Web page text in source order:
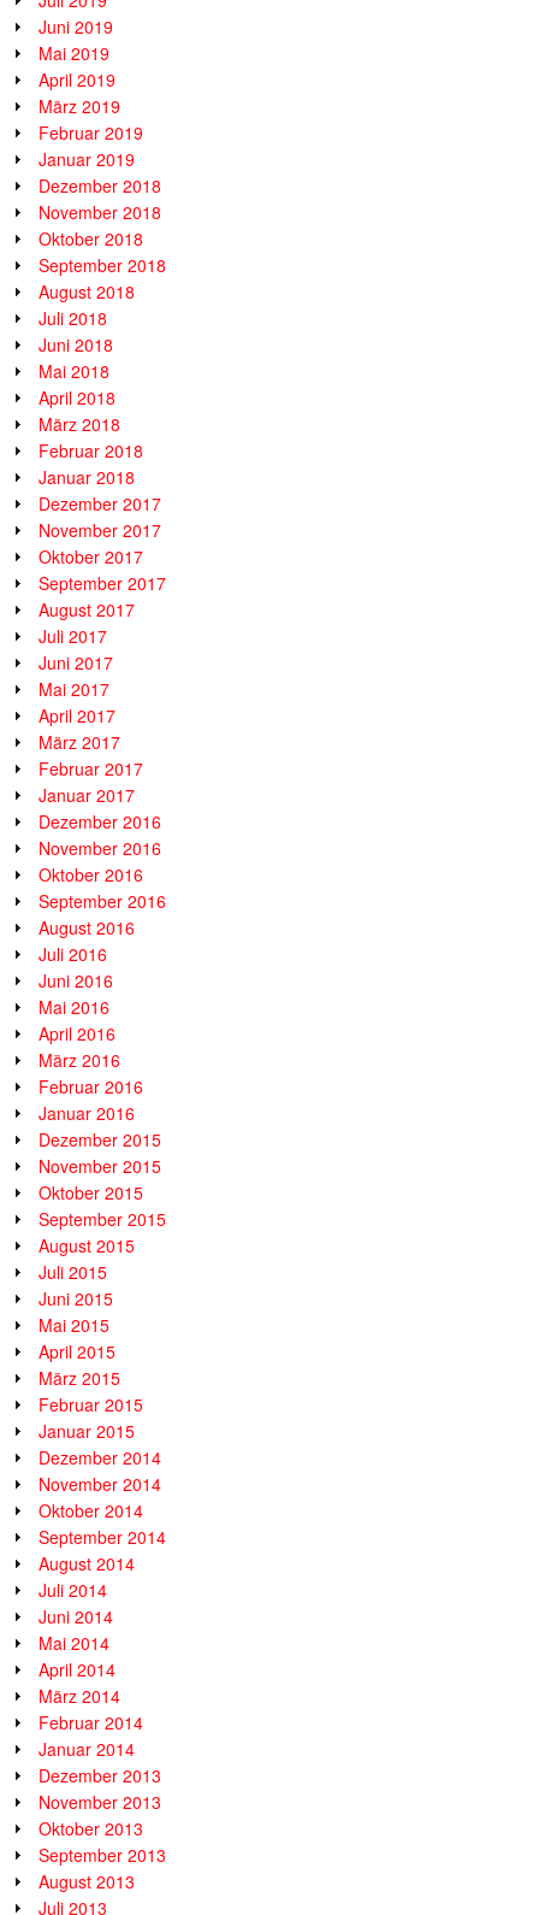
Juni 2019
Mai 2019
April 2019
März 2019
Februar 2019
Januar 2019
Dezember 2018
November 2018
Oktober 2018
September 2018
August 2018
Juli 2018
Juni 2018
Mai 2018
April 2018
März 2018
Februar 2018
Januar 2018
Dezember 2017
November 2017
Oktober 2017
September 2017
August 2017
Juli 2017
Juni 2017
Mai 2017
April 2017
März 2017
Februar 2017
Januar 2017
Dezember 2016
November 2016
Oktober 2016
September 2016
August 2016
Juli 2016
Juni 2016
Mai 2016
April 2016
März 2016
Februar 2016
Januar 2016
Dezember 2015
November 2015
Oktober 2015
September 2015
August 2015
Juli 2015
Juni 2015
Mai 2015
April 2015
März 2015
Februar 2015
Januar 2015
Dezember 2014
November 2014
Oktober 2014
September 2014
August 2014
Juli 2014
Juni 2014
Mai 2014
April 2014
März 2014
Februar 2014
Januar 2014
Dezember 2013
November 2013
Oktober 2013
September 2013
August 2013
Juli 2013